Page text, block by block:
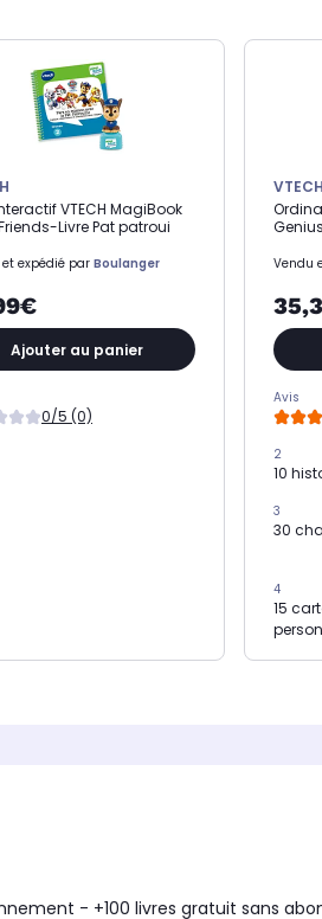
VTECH MagiBook
Livre Pat patroui
expédié parBoulanger
Ajouter au panier
0/5 (0)
Vendu
Avis
2
10
3
30
4
15
- +100 livres gratuit sans